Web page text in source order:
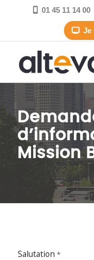
 01 45 11 14 00
Je
Mission
Salutation *